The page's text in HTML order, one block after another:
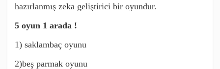
hazırlanmış zeka geliştirici bir oyundur.
5 oyun 1 arada !
1) saklambaç oyunu
2)beş parmak oyunu